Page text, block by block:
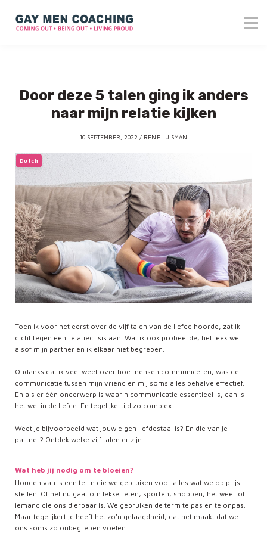
About me
Login
Door deze 5 talen ging ik anders
naar mijn relatie kijken
10 SEPTEMBER, 2022 / RENE LUISMAN
Dutch
Toen ik voor het eerst over de vijf talen van de liefde hoorde, zat ik
dicht tegen een relatiecrisis aan. Wat ik ook probeerde, het leek wel
alsof mijn partner en ik elkaar niet begrepen.
Ondanks dat ik veel weet over hoe mensen communiceren, was de
communicatie tussen mijn vriend en mij soms alles behalve effectief.
En als er één onderwerp is waarin communicatie essentieel is, dan is
het wel in de liefde. En tegelijkertijd zo complex.
Weet je bijvoorbeeld wat jouw eigen liefdestaal is? En die van je
partner? Ontdek welke vijf talen er zijn.
Wat heb jij nodig om te bloeien?
Houden van is een term die we gebruiken voor alles wat we op prijs
stellen. Of het nu gaat om lekker eten, sporten, shoppen, het weer of
iemand die ons dierbaar is. We gebruiken de term te pas en te onpas.
Maar tegelijkertijd heeft het zo'n gelaagdheid, dat het maakt dat we
ons soms zo onbegrepen voelen.